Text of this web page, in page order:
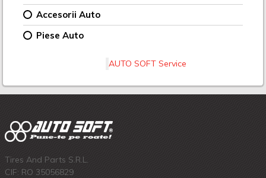
Accesorii Auto
Piese Auto
AUTO SOFT Service
Tires And Parts S.R.L.
CIF: RO 35056829